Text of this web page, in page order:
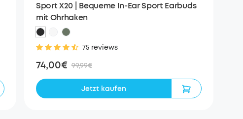
Sport X20 | Bequeme In-Ear Sport Earbuds
mit Ohrhaken
75 reviews
74,00€ 99,99€
Jetzt kaufen